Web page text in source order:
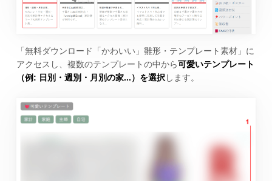
「無料ダウンロード「かわいい」雛形・テンプレート素材」に
アクセスし、複数のテンプレートの中から可愛いテンプレート
（例: 日別・週別・月別の家...）を選択 します。